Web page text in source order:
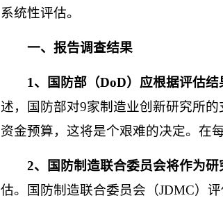
系统性评估。
一、报告调查结果
1、国防部（DoD）应根据评估结
述，国防部对9家制造业创新研究所
资金预算，这将是个艰难的决定。在
2、国防制造联合委员会将作为研
估。国防制造联合委员会（JDMC）